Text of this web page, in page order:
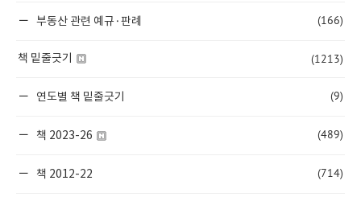
부동산 관련 예규·판례 (166)
책 밑줄긋기 (1213)
연도별 책 밑줄긋기 (9)
책 2023-26 (489)
책 2012-22 (714)